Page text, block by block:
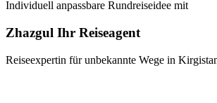
Individuell anpassbare Rundreiseidee mit
Zhazgul Ihr Reiseagent
Reiseexpertin für unbekannte Wege in